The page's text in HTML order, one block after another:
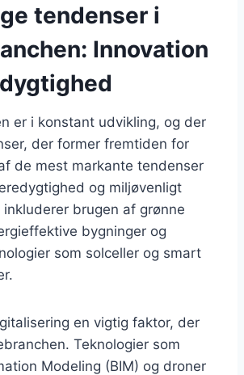
tendenser i
Innovation
er i konstant udvikling, og der
der former fremtiden for
de mest markante tendenser
og miljøvenligt
brugen af grønne
bygninger og
som solceller og smart
en vigtig faktor, der
Teknologier som
Modeling (BIM) og droner